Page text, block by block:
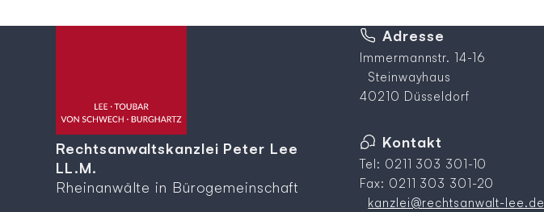
Rechtsanwaltskanzlei Peter Lee
LL.M.
Rheinanwälte in Bürogemeinschaft
Adresse
Immermannstr. 14-16
Steinwayhaus
40210 Düsseldorf
Kontakt
Tel: 0211 303 301-10
Fax: 0211 303 301-20
kanzlei@rechtsanwalt-lee.de